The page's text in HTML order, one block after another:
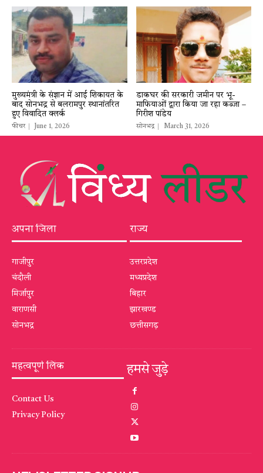
मुख्यमंत्री के संज्ञान में आई शिकायत के
बाद सोनभद्र से बलरामपुर स्थानांतरित
हुए विवादित क्लर्क
फीचर June 1, 2026
डाकघर की सरकारी जमीन पर भू-
माफियाओं द्वारा किया जा रहा कब्जा –
गिरीश पांडेय
सोनभद्र March 31, 2026
अपना जिला
गाजीपुर
चंदौली
मिर्जापुर
वाराणसी
सोनभद्र
राज्य
उत्तरप्रदेश
मध्यप्रदेश
बिहार
झारखण्ड
छत्तीसगढ़
महत्वपूर्ण लिंक
Contact Us
Privacy Policy
हमसे जुड़े